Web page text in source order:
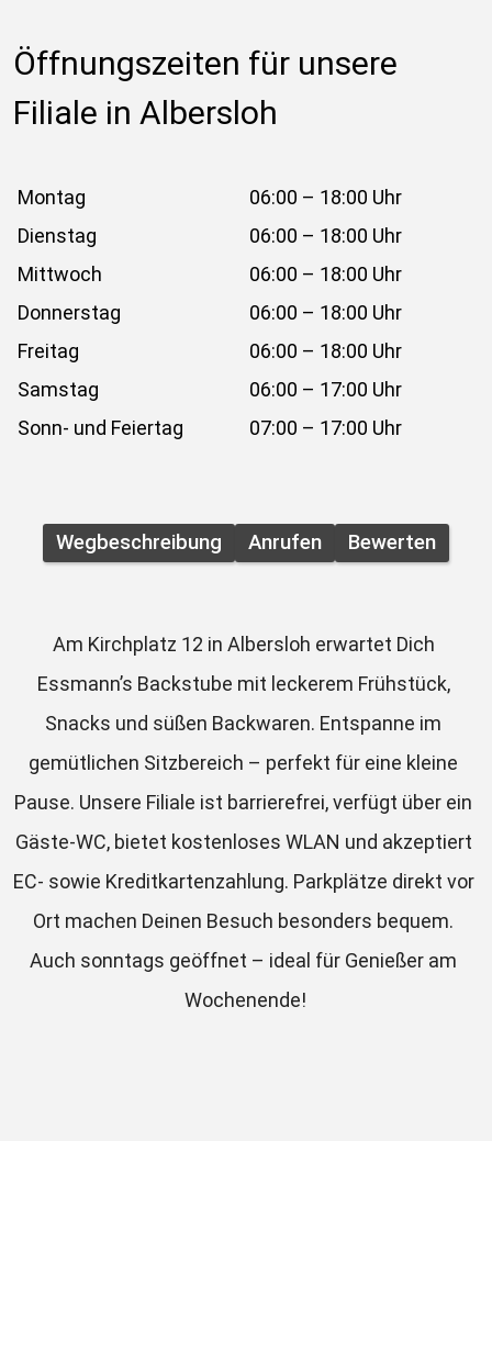
Öffnungszeiten für unsere
Filiale in Albersloh
Montag
06:00 – 18:00 Uhr
Dienstag
06:00 – 18:00 Uhr
Mittwoch
06:00 – 18:00 Uhr
Donnerstag
06:00 – 18:00 Uhr
Freitag
06:00 – 18:00 Uhr
Samstag
06:00 – 17:00 Uhr
Sonn- und Feiertag
07:00 – 17:00 Uhr
Wegbeschreibung Anrufen Bewerten
Am Kirchplatz 12 in Albersloh erwartet Dich
Essmann’s Backstube mit leckerem Frühstück,
Snacks und süßen Backwaren. Entspanne im
gemütlichen Sitzbereich – perfekt für eine kleine
Pause. Unsere Filiale ist barrierefrei, verfügt über ein
Gäste-WC, bietet kostenloses WLAN und akzeptiert
EC- sowie Kreditkartenzahlung. Parkplätze direkt vor
Ort machen Deinen Besuch besonders bequem.
Auch sonntags geöffnet – ideal für Genießer am
Wochenende!